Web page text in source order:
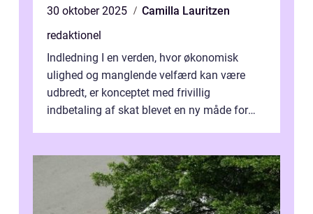
30 oktober 2025
Camilla Lauritzen
redaktionel
Indledning I en verden, hvor økonomisk
ulighed og manglende velfærd kan være
udbredt, er konceptet med frivillig
indbetaling af skat blevet en ny måde for